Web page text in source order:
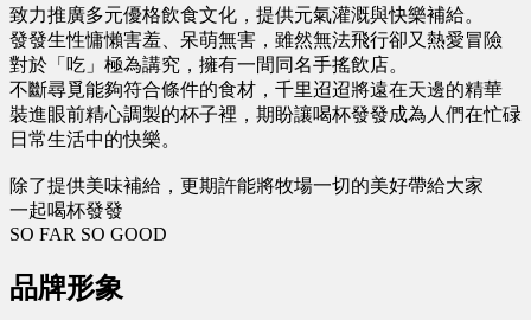
致力推廣多元優格飲食文化，提供元氣灌溉與快樂補給。
發發生性慵懶害羞、呆萌無害，雖然無法飛行卻又熱愛冒險
對於「吃」極為講究，擁有一間同名手搖飲店。
不斷尋覓能夠符合條件的食材，千里迢迢將遠在天邊的精華
裝進眼前精心調製的杯子裡，期盼讓喝杯發發成為人們在忙碌
日常生活中的快樂。
除了提供美味補給，更期許能將牧場一切的美好帶給大家
一起喝杯發發
SO FAR SO GOOD
品牌形象